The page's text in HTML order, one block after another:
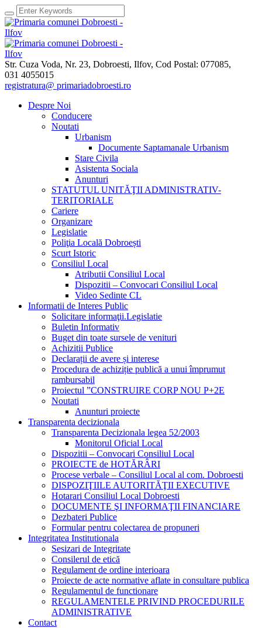
Str. Cuza Voda, Nr. 23, Dobroesti, Ilfov, Cod Postal: 077085,
031 4055015
registratura@ primariadobroesti.ro
Despre Noi
Conducere
Noutati
Urbanism
Documente Saptamanale Urbanism
Stare Civila
Asistenta Sociala
Anunturi
STATUTUL UNITĂŢII ADMINISTRATIV-
TERITORIALE
Cariere
Organizare
Legislatie
Poliţia Locală Dobroești
Scurt Istoric
Consiliul Local
Atributii Consiliul Local
Dispozitii – Convocari Consiliul Local
Video Sedinte CL
Informatii de Interes Public
Solicitare informaţii.Legislatie
Buletin Informativ
Buget din toate sursele de venituri
Achizitii Publice
Declarații de avere și interese
Procedura de achiziție publică a unui împrumut
rambursabil
Proiectul ”CONSTRUIRE CORP NOU P+2E
Noutati
Anunturi proiecte
Transparenta decizionala
Transparenta Decizionala legea 52/2003
Monitorul Oficial Local
Dispozitii – Convocari Consiliul Local
PROIECTE de HOTĂRÂRI
Procese verbale – Consiliul Local al com. Dobroesti
DISPOZIŢIILE AUTORITĂŢII EXECUTIVE
Hotarari Consiliul Local Dobroesti
DOCUMENTE ŞI INFORMAŢII FINANCIARE
Dezbateri Publice
Formular pentru colectarea de propuneri
Integritatea Institutionala
Sesizari de Integritate
Consilerul de etică
Regulament de ordine interioara
Proiecte de acte normative aflate in consultare publica
Regulamentul de functionare
REGULAMENTELE PRIVIND PROCEDURILE
ADMINISTRATIVE
Contact